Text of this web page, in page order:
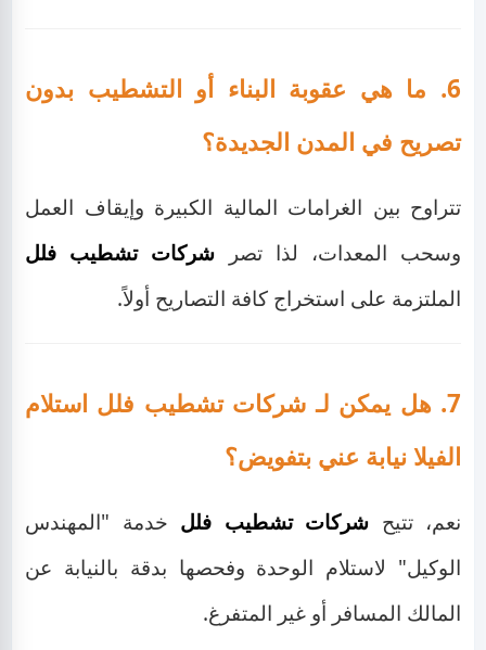
6. ما هي عقوبة البناء أو التشطيب بدون
تصريح في المدن الجديدة؟
تتراوح بين الغرامات المالية الكبيرة وإيقاف العمل
وسحب المعدات، لذا تصر شركات تشطيب فلل
الملتزمة على استخراج كافة التصاريح أولاً.
7. هل يمكن لـ شركات تشطيب فلل استلام
الفيلا نيابة عني بتفويض؟
نعم، تتيح شركات تشطيب فلل خدمة "المهندس
الوكيل" لاستلام الوحدة وفحصها بدقة بالنيابة عن
المالك المسافر أو غير المتفرغ.